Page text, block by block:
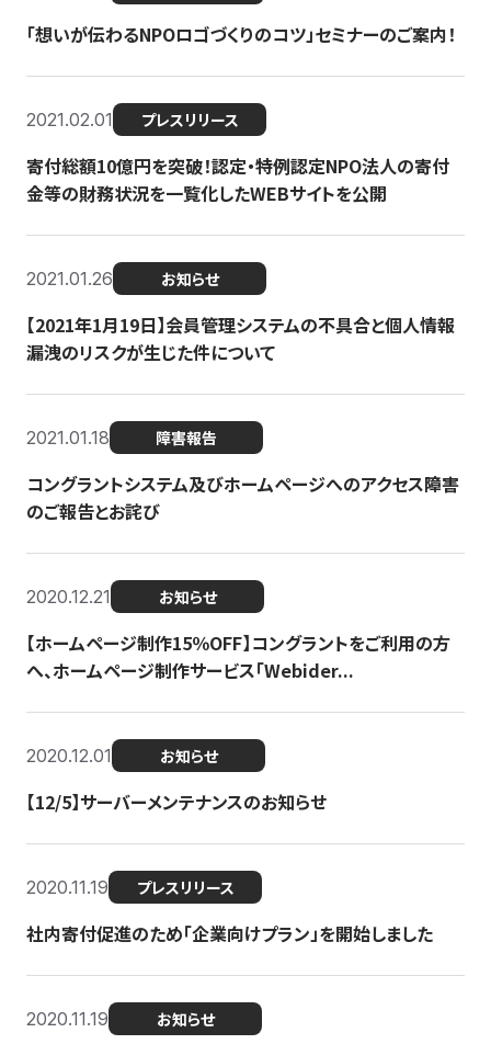
「想いが伝わるNPOロゴづくりのコツ」セミナーのご案内！
2021.02.01 プレスリリース
寄付総額10億円を突破！認定・特例認定NPO法人の寄付
金等の財務状況を一覧化したWEBサイトを公開
2021.01.26 お知らせ
【2021年1月19日】会員管理システムの不具合と個人情報
漏洩のリスクが生じた件について
2021.01.18 障害報告
コングラントシステム及びホームページへのアクセス障害
のご報告とお詫び
2020.12.21 お知らせ
【ホームページ制作15％OFF】コングラントをご利用の方
へ、ホームページ制作サービス「Webider...
2020.12.01 お知らせ
【12/5】サーバーメンテナンスのお知らせ
2020.11.19 プレスリリース
社内寄付促進のため「企業向けプラン」を開始しました
2020.11.19 お知らせ